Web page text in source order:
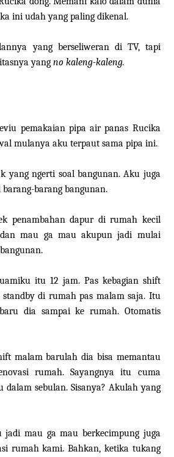
ini udah yang paling dikenal.
yang berseliweran di TV, tapi
yangno kaleng-kaleng.
pemakaian pipa air panas Rucika
mulanya aku terpaut sama pipa ini.
yang ngerti soal bangunan. Aku juga
barang bangunan.
penambahan dapur di rumah kecil
mau ga mau akupun jadi mulai
itu 12 jam. Pas kebagian shift
di rumah pas malam saja. Itu
dia sampai ke rumah. Otomatis
malam barulah dia bisa memantau
rumah. Sayangnya itu cuma
dalam sebulan. Sisanya? Akulah yang
jadi mau ga mau berkecimpung juga
rumah kami. Bahkan, ketika tukang